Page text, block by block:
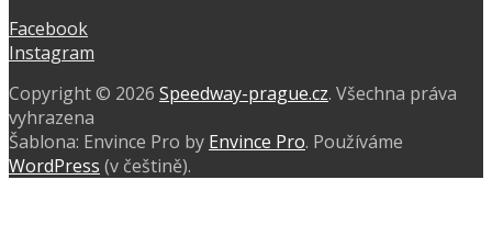
Facebook
Instagram
Copyright © 2026 Speedway-prague.cz. Všechna práva
vyhrazena
Šablona: Envince Pro by Envince Pro. Používáme
WordPress (v češtině).